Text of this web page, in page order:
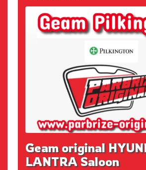
Geam original
LANTRA Saloon